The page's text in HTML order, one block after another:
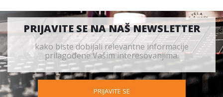
PRIJAVITE SE NA NAŠ NEWSLETTER
kako biste dobijali relevantne informacije
prilagođene Vašim interesovanjima.
PRIJAVITE SE